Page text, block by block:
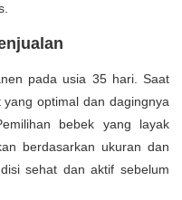
pada usia 35 hari. Saat
optimal dan dagingnya
bebek yang layak
berdasarkan ukuran dan
sehat dan aktif sebelum